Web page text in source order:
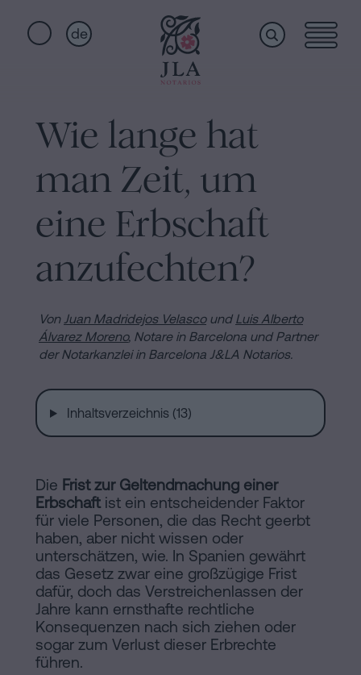
de
Dienstleistungen
Wer
wir
sind
Installationen
Online-
Notariat
Blog
Kontaktieren
Staatsbürgerschaftseid
für
in
Kaufvertrag
Barcelona
Hypotheken
Barcelona
Online-
Notariat
Handels-
und
Gesellschaftsrecht
Eine
Erbschaft
Wie lange hat
man Zeit, um
eine Erbschaft
anzufechten?
Von Juan Madridejos Velascound Luis Alberto
Álvarez Moreno, Notare in Barcelona und Partner
der Notarkanzlei in Barcelona J&LA Notarios.
Inhaltsverzeichnis (13)
Die Frist zur Geltendmachung einer
Erbschaft ist ein entscheidender Faktor
für viele Personen, die das Recht geerbt
haben, aber nicht wissen oder
unterschätzen, wie. In Spanien gewährt
das Gesetz zwar eine großzügige Frist
dafür, doch das Verstreichenlassen der
Jahre kann ernsthafte rechtliche
Konsequenzen nach sich ziehen oder
sogar zum Verlust dieser Erbrechte
führen.